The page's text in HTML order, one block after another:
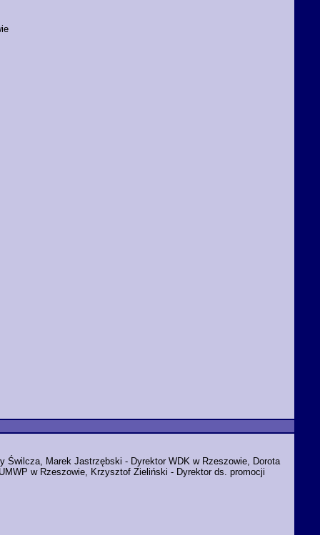
Świlcza, Marek Jastrzębski - Dyrektor WDK w Rzeszowie, Dorota
w Rzeszowie, Krzysztof Zieliński - Dyrektor ds. promocji